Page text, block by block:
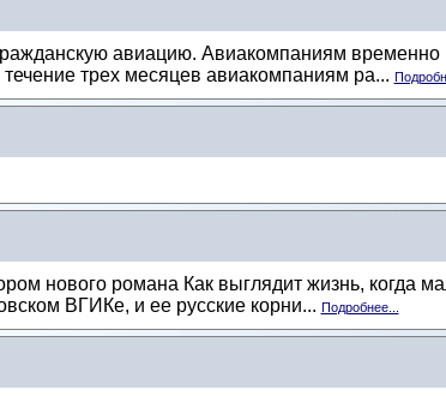
авиацию. Авиакомпаниям
трех месяцев авиакомпаниям ра...
нового романа Как выглядит жизнь, когда
ВГИКе, и ее русские корни... Подробнее...